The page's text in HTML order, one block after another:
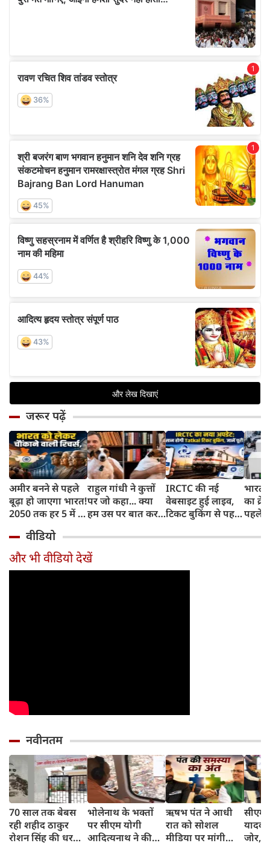
जरूर पढ़ें
अमीर बनने से पहले
बूढ़ा हो जाएगा भारत!
2050 तक हर 5 में 1
साल से ज्यादा उम्र का
राहुल गांधी ने कुत्तों
पर जो कहा... क्या
हम उस पर बात कर
IRCTC की नई
वेबसाइट हुई लाइव,
टिकट बुकिंग से पहले
काम, जानें पूरा
भारत
का
पहले
और
वीडियो
और भी वीडियो देखें
नवीनतम
70 साल तक बेबस
रही शहीद ठाकुर
रोशन सिंह की धरती,
भोलेनाथ के भक्तों
पर सीएम योगी
आदित्यनाथ ने की
ऋषभ पंत ने आधी
रात को सोशल
मीडिया पर मांगी
सीएम
यादव
जोर,